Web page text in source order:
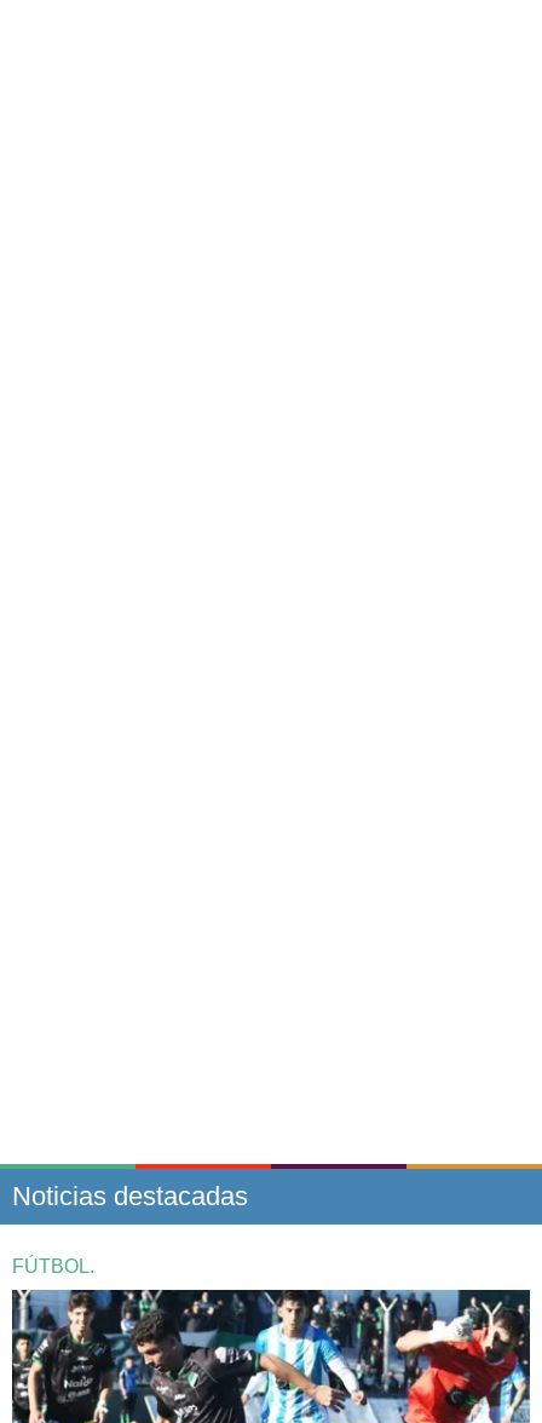
Noticias destacadas
FÚTBOL.